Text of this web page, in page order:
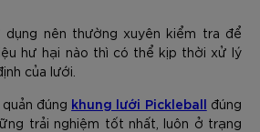
nên thường xuyên kiểm tra để
hư hại nào thì có thể kịp thời xử lý
của lưới.
đúng khung lưới Pickleball đúng
trải nghiệm tốt nhất, luôn ở trạng